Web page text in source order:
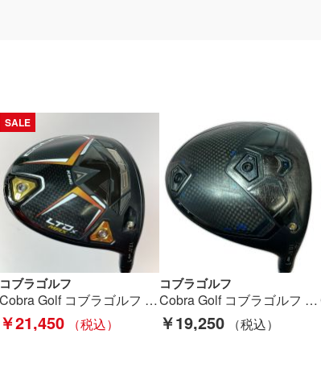
SALE
コブラゴルフ
Cobra Golf コブラゴルフ KING LTDx MAX 1W 12° ドライバー SPEEDER NX R グリップなし Cランク
￥21,450
コブラゴルフ
Cobra Golf コブラゴルフ DARKSPEED X 1W 10.5° ドライバー TOUR AD GRAPHITE DESIGN S カバー付 Cランク
￥19,250